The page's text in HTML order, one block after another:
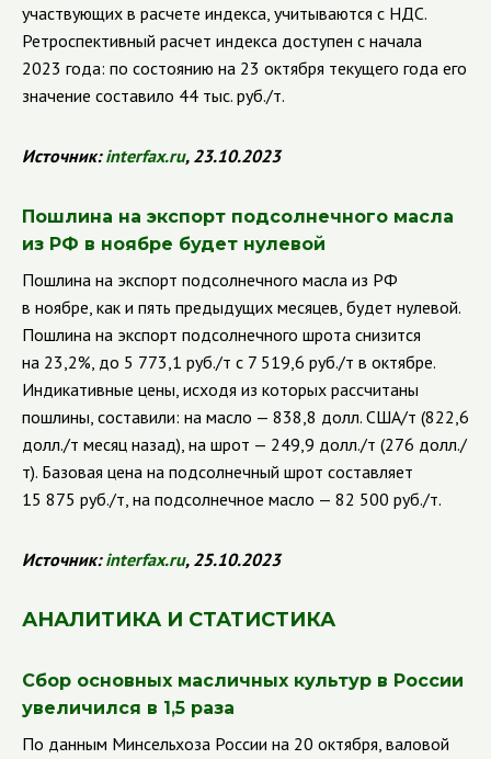
участвующих в расчете индекса, учитываются с НДС.
Ретроспективный расчет индекса доступен с начала
2023 года: по состоянию на 23 октября текущего года его
значение составило 44 тыс. руб./т.
Источник:interfax.ru,23.10.2023
Пошлина на экспорт подсолнечного масла
из РФ в ноябре будет нулевой
Пошлина на экспорт подсолнечного масла из РФ
в ноябре, как и пять предыдущих месяцев, будет нулевой.
Пошлина на экспорт подсолнечного шрота снизится
на 23,2%, до 5 773,1 руб./т с 7 519,6 руб./т в октябре.
Индикативные цены, исходя из которых рассчитаны
пошлины, составили: на масло — 838,8 долл. США/т (822,6
долл./т месяц назад), на шрот — 249,9 долл./т (276 долл./
т). Базовая цена на подсолнечный шрот составляет
15 875 руб./т, на подсолнечное масло — 82 500 руб./т.
Источник:interfax.ru, 25.10.2023
АНАЛИТИКА И СТАТИСТИКА
Сбор основных масличных культур в России
увеличился в 1,5 раза
По данным Минсельхоза России на 20 октября, валовой